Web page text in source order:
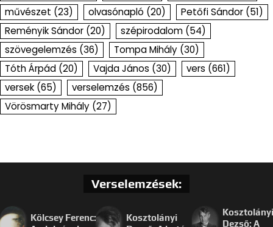
művészet (23) olvasónapló (20) Petőfi Sándor (51)
Reményik Sándor (20) szépirodalom (54)
szövegelemzés (36) Tompa Mihály (30)
Tóth Árpád (20) Vajda János (30) vers (661)
versek (65) verselemzés (856)
Vörösmarty Mihály (27)
Verselemzések:
Kölcsey Ferenc:
Kosztolányi
Kosztolányi
Dezső: A